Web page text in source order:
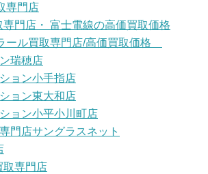
専門店
門店・ 富士電線の高価買取価格
ール買取専門店/高価買取価格
瑞穂店
ョン小手指店
ョン東大和店
ョン小平小川町店
門店サングラスネット
取専門店